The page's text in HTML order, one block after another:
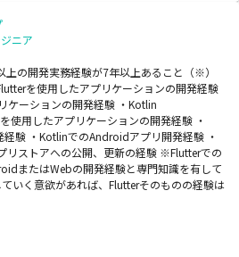
ニア
の開発実務経験が7年以上あること（※）
を使用したアプリケーションの開発経験
ケーションの開発経験 ・Kotlin
使用したアプリケーションの開発経験 ・
験 ・KotlinでのAndroidアプリ開発経験 ・
リストアへの公開、更新の経験 ※Flutterでの
またはWebの開発経験と専門知識を有して
いく意欲があれば、Flutterそのものの経験は